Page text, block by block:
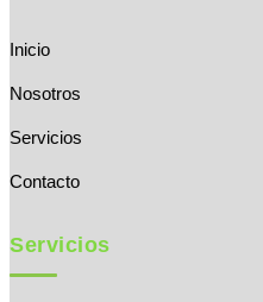
Inicio
Nosotros
Servicios
Contacto
Servicios